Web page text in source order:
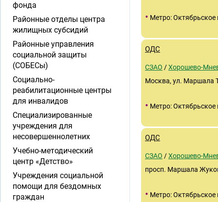
• Метро: Октябрьское
ОДС
СЗАО /Хорошево-
Москва, ул. Маршала
• Метро: Октябрьское
ОДС
СЗАО /Хорошево-
просп. Маршала
• Метро: Октябрьское
фонда
Районные отделы центра
жилищных субсидий
Районные управления
социальной защиты
(СОБЕСы)
Социально-
реабилитационные центры
для инвалидов
Специализированные
учреждения для
несовершеннолетних
Учебно-методический
центр «Детство»
Учреждения социальной
помощи для бездомных
граждан